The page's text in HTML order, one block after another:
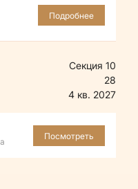
Подробнее
Секция 10
28
4 кв. 2027
Посмотреть